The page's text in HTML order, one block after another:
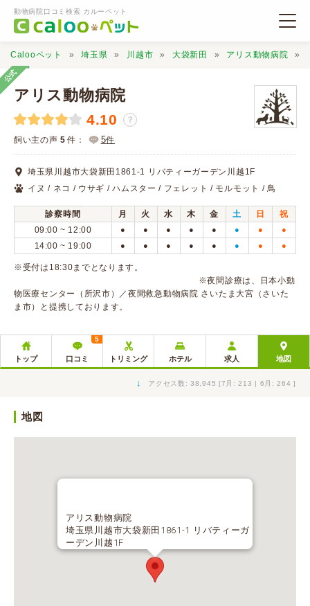
動物病院口コミ検索 カルーペット
動物病院検索
口コミ検索
Calooペットとは？
口コミ投稿
Calooペット 埼玉県 川越市 大袋新田 アリス動物病院
公式
アリス動物病院
4.10 ？
飼い主の声 5 件： 5件
埼玉県川越市大袋新田1861-1 リバティーガーデン川越1F
イヌ / ネコ / ウサギ / ハムスター / フェレット / モルモット / 鳥
診察時間 月 火 水 木 金 土 日
祝
09:00 ~ 12:00
● ● ● ● ● ● ● ●
14:00 ~ 19:00 ● ● ● ● ● ● ● ●
※受付は18:30までとなります。
※夜間診療は、日本小動
物医療センター（所沢市）／夜間救急動物病院 さいたま大宮（さいた
ま市）と提携しております。
トップ 口コミ
5
トリミング ホテル 求人 地図
↓ アクセス数: 38,945 [7月: 213 | 6月: 264 ]
地図
アリス動物病院
埼玉県川越市大袋新田1861-1 リバティーガ
ーデン川越1F